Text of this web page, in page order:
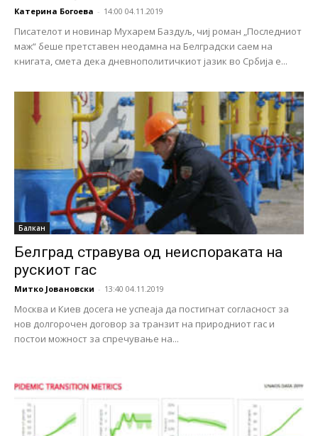
Катерина Богоева - 14:00 04.11.2019
Писателот и новинар Мухарем Баздуљ, чиј роман „Последниот
маж“ беше претставен неодамна на Белградски саем на
книгата, смета дека дневнополитичкиот јазик во Србија е...
Балкан
Белград стравува од неиспораката на
рускиот гас
Митко Јовановски - 13:40 04.11.2019
Москва и Киев досега не успеаја да постигнат согласност за
нов долгорочен договор за транзит на природниот гас и
постои можност за спречување на...